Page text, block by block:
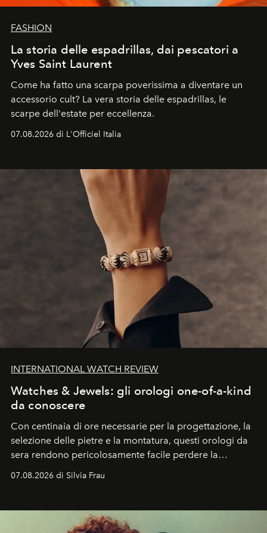
FASHION
La storia delle espadrillas, dai pescatori a
Yves Saint Laurent
Come ha fatto una scarpa poverissima a diventare un
accessorio cult? La vera storia delle espadrillas, le
scarpe dell'estate per eccellenza.
07.08.2026 di L'Officiel Italia
INTERNATIONAL WATCH REVIEW
Watches & Jewels: gli orologi one-of-a-kind
da conoscere
Con centinaia di ore necessarie per la progettazione, la
selezione delle pietre e la montatura, questi orologi da
sera rendono pericolosamente facile perdere la
cognizione del tempo. Ma con quadranti così
07.08.2026 di Silvia Frau